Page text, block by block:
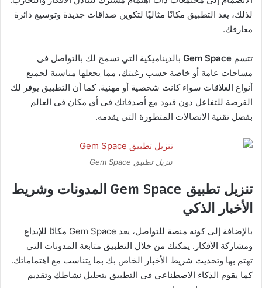
لذلك، يعد التطبيق مكانًا مثاليًا لتكوين صداقات جديدة وتوسيع دائرة
معارفك.
تتسم Gem Space بالديناميكية التي تسمح لك بالتواصل فى
مساحات عامة أو خاصة حسب رغبتك، مما يجعلها مناسبة لجميع
أنواع العلاقات سواء كانت شخصية أو مهنية. كما أن التطبيق يوفر لك
الفرصة للتفاعل دون قيود مع أصدقائك فى أي مكان فى العالم
بفضل تقنية الاتصالات المتطورة التي يقدمه.
تنزيل تطبيق Gem Space
تنزيل تطبيق Gem Space المدونات وشريط
الأخبار الذكي
بالإضافة إلى كونه منصة للتواصل، يعد Gem Space مكانًا للإبداع
ومشاركة الأفكار. يمكنك من خلال التطبيق متابعة المدونات التي
تهتم بها وتحديث شريط الأخبار الخاص بك بما يتناسب مع اهتماماتك.
كما يقوم الذكاء الاصطناعي فى التطبيق بتحليل نشاطك وتقديم